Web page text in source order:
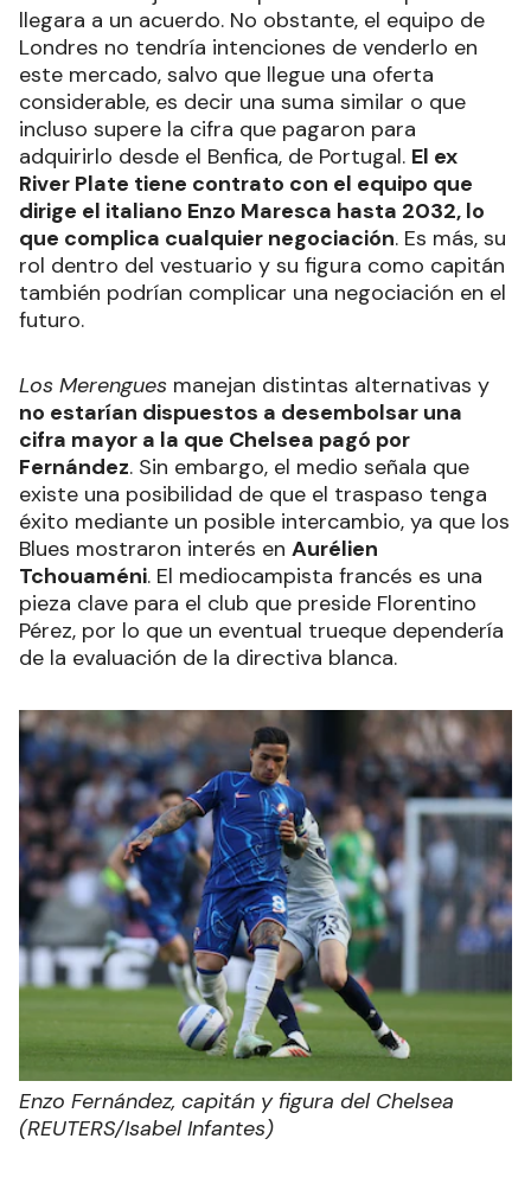
llegara a un acuerdo. No obstante, el equipo de
Londres no tendría intenciones de venderlo en
este mercado, salvo que llegue una oferta
considerable, es decir una suma similar o que
incluso supere la cifra que pagaron para
adquirirlo desde el Benfica, de Portugal. El ex
River Plate tiene contrato con el equipo que
dirige el italiano Enzo Maresca hasta 2032, lo
que complica cualquier negociación. Es más, su
rol dentro del vestuario y su figura como capitán
también podrían complicar una negociación en el
futuro.
Los Merengues manejan distintas alternativas y
no estarían dispuestos a desembolsar una
cifra mayor a la que Chelsea pagó por
Fernández. Sin embargo, el medio señala que
existe una posibilidad de que el traspaso tenga
éxito mediante un posible intercambio, ya que los
Blues mostraron interés en Aurélien
Tchouaméni. El mediocampista francés es una
pieza clave para el club que preside Florentino
Pérez, por lo que un eventual trueque dependería
de la evaluación de la directiva blanca.
Enzo Fernández, capitán y figura del Chelsea
(REUTERS/Isabel Infantes)